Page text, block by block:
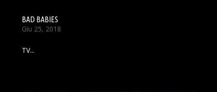
BAD BABIES
Giu 25, 2018
TV...